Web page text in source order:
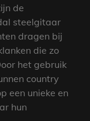
de
steelgitaar
dragen bij
die zo
het gebruik
country
een unieke en
hun